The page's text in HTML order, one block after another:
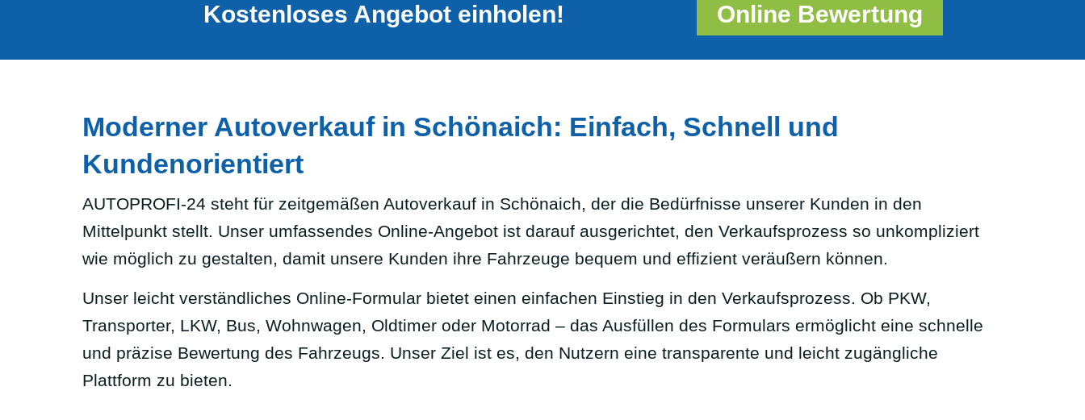
Kostenloses Angebot einholen! Online Bewertung
Moderner Autoverkauf in Schönaich: Einfach, Schnell und
Kundenorientiert
AUTOPROFI-24 steht für zeitgemäßen Autoverkauf in Schönaich, der die Bedürfnisse unserer Kunden in den
Mittelpunkt stellt. Unser umfassendes Online-Angebot ist darauf ausgerichtet, den Verkaufsprozess so unkompliziert
wie möglich zu gestalten, damit unsere Kunden ihre Fahrzeuge bequem und effizient veräußern können.
Unser leicht verständliches Online-Formular bietet einen einfachen Einstieg in den Verkaufsprozess. Ob PKW,
Transporter, LKW, Bus, Wohnwagen, Oldtimer oder Motorrad – das Ausfüllen des Formulars ermöglicht eine schnelle
und präzise Bewertung des Fahrzeugs. Unser Ziel ist es, den Nutzern eine transparente und leicht zugängliche
Plattform zu bieten.